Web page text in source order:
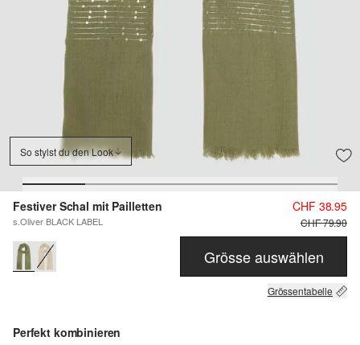
So stylst du den Look
Festiver Schal mit Pailletten
s.Oliver BLACK LABEL
CHF 38.95
CHF 79.90
Grösse auswählen
Grössentabelle
Perfekt kombinieren